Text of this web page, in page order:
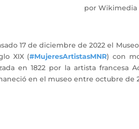
por Wikimedia
17 de diciembre de 2022 el
XIX (#MujeresArtistasMNR) con
en 1822 por la artista francesa
en el museo entre octubre de